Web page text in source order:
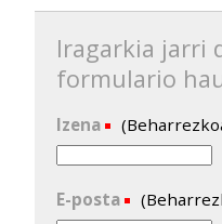
Iragarkia jarri
formulario
Izena
E-posta